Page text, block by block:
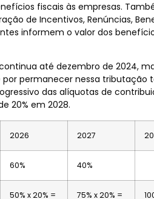
fiscais às empresas.
de Incentivos, Renúncias,
informem o valor dos
até dezembro de 2024,
permanecer nessa tributação
das alíquotas de
20% em 2028.
2026 2027
60% 40%
50% x 20% =
75% x 20% =